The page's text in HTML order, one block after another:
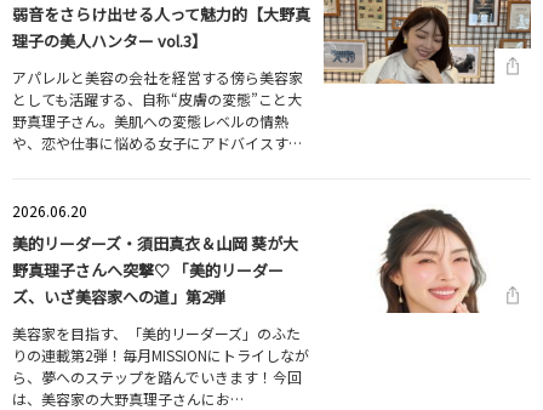
弱音をさらけ出せる人って魅力的【大野真
理子の美人ハンター vol.3】
アパレルと美容の会社を経営する傍ら美容家
としても活躍する、自称“皮膚の変態”こと大
野真理子さん。美肌への変態レベルの情熱
や、恋や仕事に悩める女子にアドバイスす…
2026.06.20
美的リーダーズ・須田真衣＆山岡 葵が大
野真理子さんへ突撃♡ 「美的リーダー
ズ、いざ美容家への道」第2弾
美容家を目指す、「美的リーダーズ」のふた
りの連載第2弾！毎月MISSIONにトライしなが
ら、夢へのステップを踏んでいきます！今回
は、美容家の大野真理子さんにお…